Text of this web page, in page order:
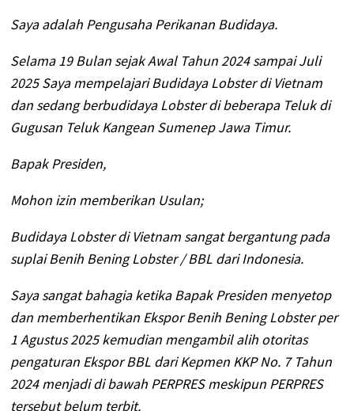
Saya adalah Pengusaha Perikanan Budidaya.
Selama 19 Bulan sejak Awal Tahun 2024 sampai Juli
2025 Saya mempelajari Budidaya Lobster di Vietnam
dan sedang berbudidaya Lobster di beberapa Teluk di
Gugusan Teluk Kangean Sumenep Jawa Timur.
Bapak Presiden,
Mohon izin memberikan Usulan;
Budidaya Lobster di Vietnam sangat bergantung pada
suplai Benih Bening Lobster / BBL dari Indonesia.
Saya sangat bahagia ketika Bapak Presiden menyetop
dan memberhentikan Ekspor Benih Bening Lobster per
1 Agustus 2025 kemudian mengambil alih otoritas
pengaturan Ekspor BBL dari Kepmen KKP No. 7 Tahun
2024 menjadi di bawah PERPRES meskipun PERPRES
tersebut belum terbit.